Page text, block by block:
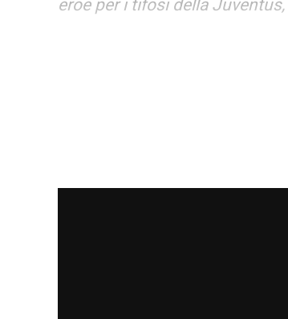
eroe per i tifosi della
Francisco ha
soltanto dimostrare le sue
«Ci
Ho sempre avuto un bel